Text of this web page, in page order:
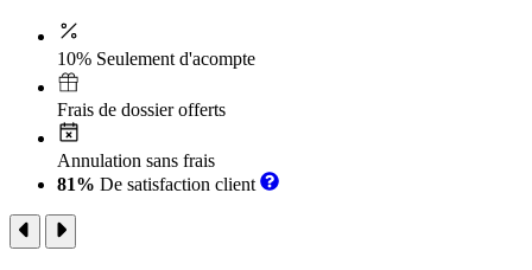
10% Seulement d'acompte
Frais de dossier offerts
Annulation sans frais
81% De satisfaction client